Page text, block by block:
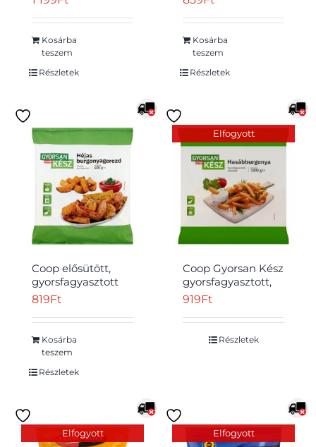
1000 g
Kosárba
teszem
Részletek
burgonyagerezdek
sütőbe 600 g
Kosárba
teszem
Részletek
Coop elősütött,
gyorsfagyasztott
héjas
600 g
819Ft
Kosárba
teszem
Részletek
Elfogyott
Coop Gyorsan Kész
gyorsfagyasztott,
elősütött
1000 g
919Ft
Részletek
Elfogyott Elfogyott